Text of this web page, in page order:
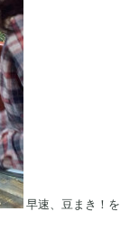
早速、豆まき！を